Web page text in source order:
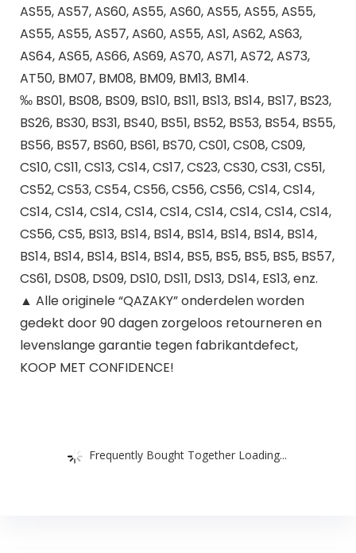
AS55, AS57, AS60, AS55, AS60, AS55, AS55, AS55,
AS55, AS55, AS57, AS60, AS55, AS1, AS62, AS63,
AS64, AS65, AS66, AS69, AS70, AS71, AS72, AS73,
AT50, BM07, BM08, BM09, BM13, BM14.
‰ BS01, BS08, BS09, BS10, BS11, BS13, BS14, BS17, BS23,
BS26, BS30, BS31, BS40, BS51, BS52, BS53, BS54, BS55,
BS56, BS57, BS60, BS61, BS70, CS01, CS08, CS09,
CS10, CS11, CS13, CS14, CS17, CS23, CS30, CS31, CS51,
CS52, CS53, CS54, CS56, CS56, CS56, CS14, CS14,
CS14, CS14, CS14, CS14, CS14, CS14, CS14, CS14, CS14,
CS56, CS5, BS13, BS14, BS14, BS14, BS14, BS14, BS14,
BS14, BS14, BS14, BS14, BS14, BS5, BS5, BS5, BS5, BS57,
CS61, DS08, DS09, DS10, DS11, DS13, DS14, ES13, enz.
▲ Alle originele “QAZAKY” onderdelen worden
gedekt door 90 dagen zorgeloos retourneren en
levenslange garantie tegen fabrikantdefect,
KOOP MET CONFIDENCE!
Frequently Bought Together Loading...